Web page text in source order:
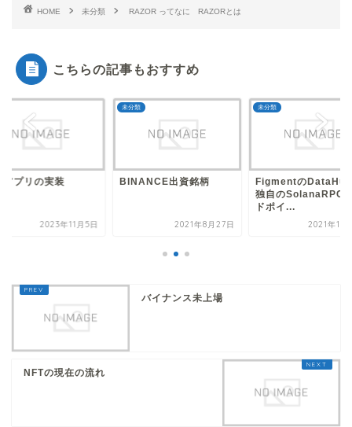
HOME 未分類 RAZOR ってなに RAZORとは
こちらの記事もおすすめ
出資銘柄
2021年8月27日
未分類
FigmentのDataHubで
2021年12月11日
未分類
翻訳アプリの実装
2023年11
バイナンス未上場
NFTの現在の流れ